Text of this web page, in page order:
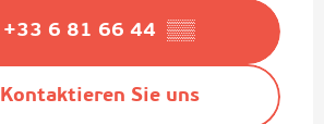
+33 6 81 66 44 ▒▒
Kontaktieren Sie uns